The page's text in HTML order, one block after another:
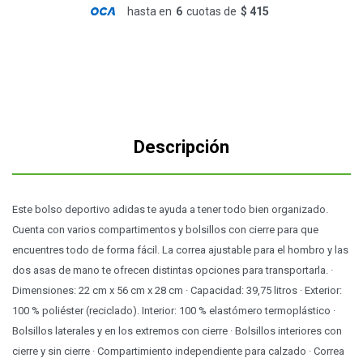
hasta en 6 cuotas de $ 415
Descripción
Este bolso deportivo adidas te ayuda a tener todo bien organizado.
Cuenta con varios compartimentos y bolsillos con cierre para que
encuentres todo de forma fácil. La correa ajustable para el hombro y las
dos asas de mano te ofrecen distintas opciones para transportarla. ·
Dimensiones: 22 cm x 56 cm x 28 cm · Capacidad: 39,75 litros · Exterior:
100 % poliéster (reciclado). Interior: 100 % elastómero termoplástico ·
Bolsillos laterales y en los extremos con cierre · Bolsillos interiores con
cierre y sin cierre · Compartimiento independiente para calzado · Correa